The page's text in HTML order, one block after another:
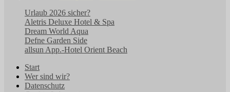
Urlaub 2026 sicher?
Aletris Deluxe Hotel & Spa
Dream World Aqua
Defne Garden Side
allsun App.-Hotel Orient Beach
Start
Wer sind wir?
Datenschutz